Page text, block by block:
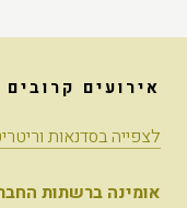
אירועים קרובים
לצפייה בסדנאות
אומינה ברשתות